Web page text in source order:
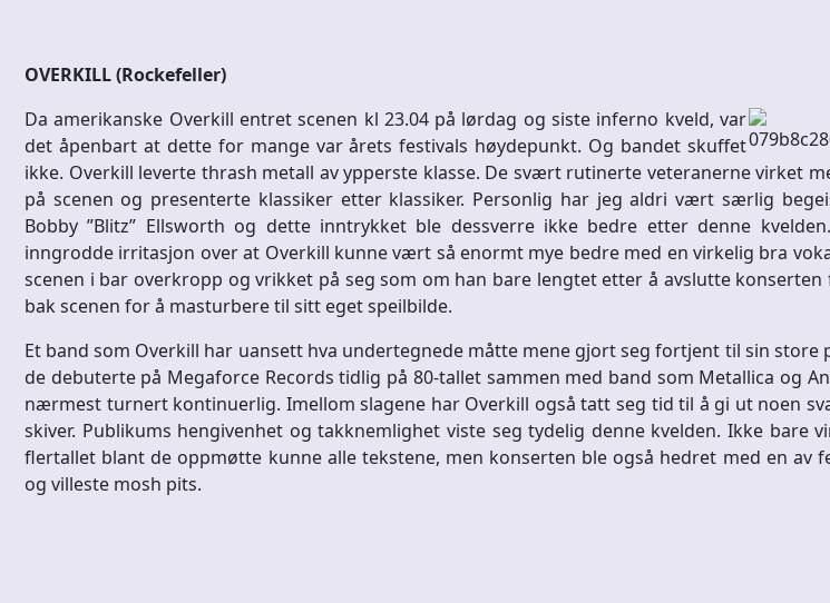
OVERKILL (Rockefeller)
Da amerikanske Overkill entret scenen kl 23.04 på lørdag og siste inferno kveld, var
det åpenbart at dette for mange var årets festivals høydepunkt. Og bandet skuffet
ikke. Overkill leverte thrash metall av ypperste klasse. De svært rutinerte veteranerne virket
på scenen og presenterte klassiker etter klassiker. Personlig har jeg aldri vært særlig
Bobby ”Blitz” Ellsworth og dette inntrykket ble dessverre ikke bedre etter denne
inngrodde irritasjon over at Overkill kunne vært så enormt mye bedre med en virkelig bra
scenen i bar overkropp og vrikket på seg som om han bare lengtet etter å avslutte konserten
bak scenen for å masturbere til sitt eget speilbilde.
Et band som Overkill har uansett hva undertegnede måtte mene gjort seg fortjent til sin store
de debuterte på Megaforce Records tidlig på 80-tallet sammen med band som Metallica og
nærmest turnert kontinuerlig. Imellom slagene har Overkill også tatt seg tid til å gi ut noen
skiver. Publikums hengivenhet og takknemlighet viste seg tydelig denne kvelden. Ikke bare
flertallet blant de oppmøtte kunne alle tekstene, men konserten ble også hedret med en av
og villeste mosh pits.